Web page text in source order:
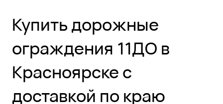
Купить дорожные
ограждения 11ДО в
Красноярске с
доставкой по краю